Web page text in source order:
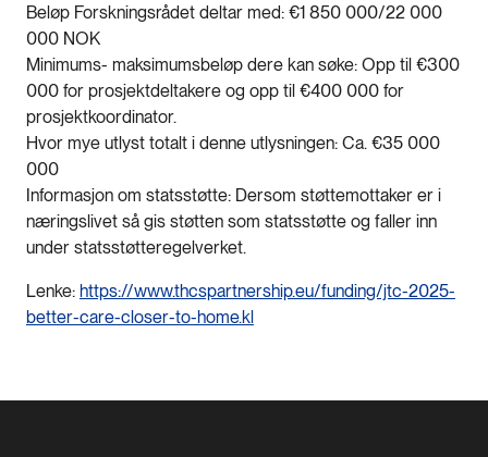
Beløp Forskningsrådet deltar med: €1 850 000/22 000
000 NOK
Minimums- maksimumsbeløp dere kan søke: Opp til €300
000 for prosjektdeltakere og opp til €400 000 for
prosjektkoordinator.
Hvor mye utlyst totalt i denne utlysningen: Ca. €35 000
000
Informasjon om statsstøtte: Dersom støttemottaker er i
næringslivet så gis støtten som statsstøtte og faller inn
under statsstøtteregelverket.
Lenke: https://www.thcspartnership.eu/funding/jtc-2025-
better-care-closer-to-home.kl